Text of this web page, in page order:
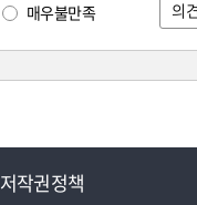
매우불만족
저작권정책